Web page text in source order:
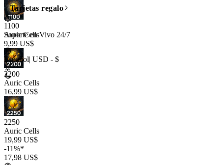
Tarjetas regalo
Soporte en Vivo 24/7
Español| USD - $
1100
Auric Cells
9,99 US$
2200
Auric Cells
16,99 US$
2250
Auric Cells
19,99 US$
-11%*
17,98 US$